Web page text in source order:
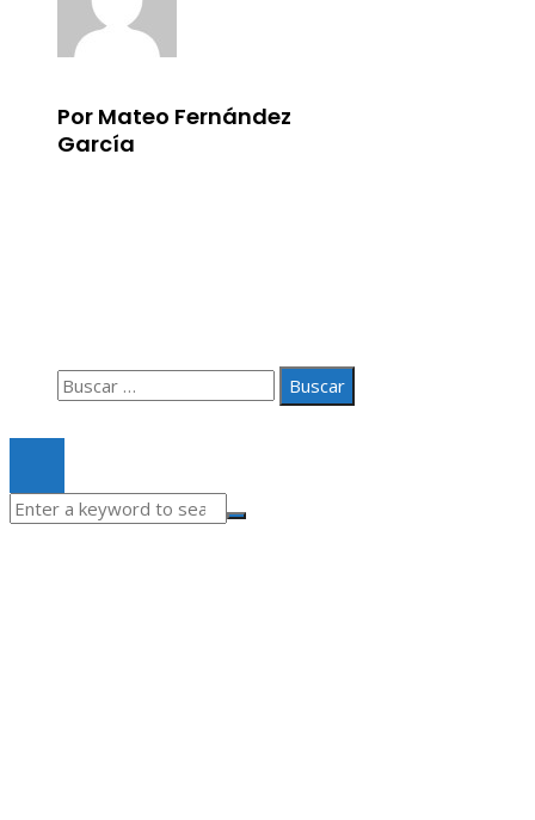
Por Mateo Fernández
García
Buscar: